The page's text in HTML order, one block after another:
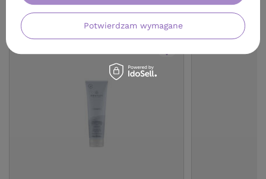
ZOBACZ RÓWNIEŻ
Potwierdzam wymagane